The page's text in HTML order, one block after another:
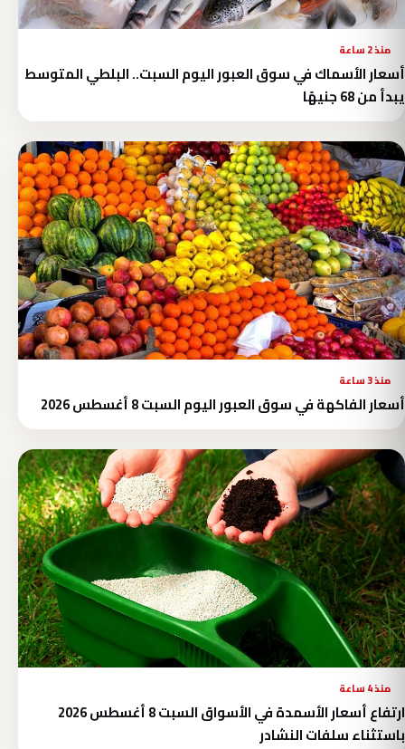
منذ 2 ساعة
أسعار الأسماك في سوق العبور اليوم السبت.. البلطي المتوسط
يبدأ من 68 جنيهًا
منذ 3 ساعة
أسعار الفاكهة في سوق العبور اليوم السبت 8 أغسطس 2026
منذ 4 ساعة
ارتفاع أسعار الأسمدة في الأسواق السبت 8 أغسطس 2026
باستثناء سلفات النشادر